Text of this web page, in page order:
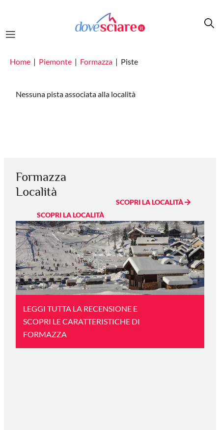
Home Piemonte Formazza Piste
Nessuna pista associata alla località
Formazza
Località
SCOPRI LA LOCALITÀ
SCOPRI LA LOCALITÀ
LEGGI TUTTA LA RECENSIONE E
SCOPRI LE CARATTERISTICHE DI
FORMAZZA